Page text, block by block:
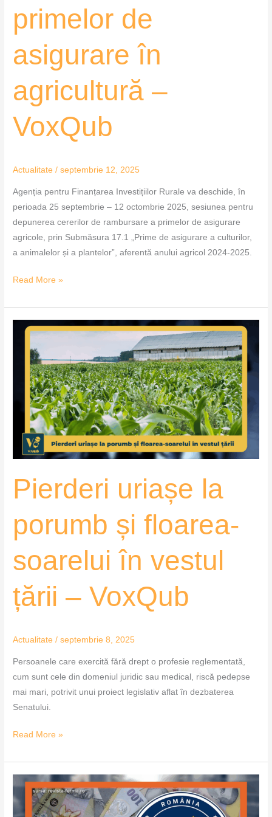
primelor de
asigurare în
agricultură –
VoxQub
Actualitate /septembrie 12, 2025
Agenția pentru Finanțarea Investițiilor Rurale va deschide, în
perioada 25 septembrie – 12 octombrie 2025, sesiunea pentru
depunerea cererilor de rambursare a primelor de asigurare
agricole, prin Submăsura 17.1 „Prime de asigurare a culturilor,
a animalelor și a plantelor”, aferentă anului agricol 2024-2025.
Read More »
Pierderi uriașe la
porumb și floarea-
soarelui în vestul
țării – VoxQub
Actualitate /septembrie 8, 2025
Persoanele care exercită fără drept o profesie reglementată,
cum sunt cele din domeniul juridic sau medical, riscă pedepse
mai mari, potrivit unui proiect legislativ aflat în dezbaterea
Senatului.
Pierderi
porumb
floarea-
soarelui
vestul
–
VoxQub
Read More »
Noi
reguli
pentru